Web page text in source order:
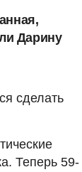
Дарину
сделать
Теперь 59-